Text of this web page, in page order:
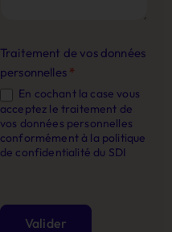
Traitement de vos données
personnelles *
En cochant la case vous
acceptez le traitement de
vos données personnelles
conformément à la politique
de confidentialité du SDI
Valider